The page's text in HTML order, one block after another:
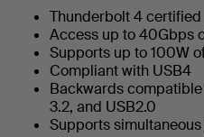
Thunderbolt 4 certified
Access up to 40Gbps
Supports up to 100W
Compliant with USB4
Backwards
3.2, and USB2.0
Supports